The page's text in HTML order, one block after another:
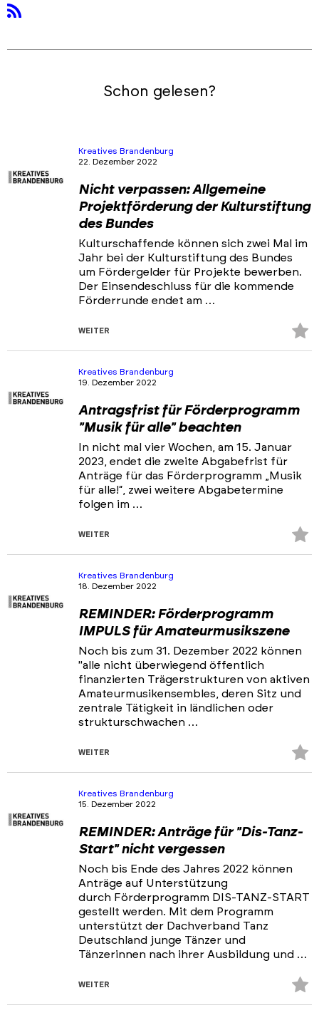
Schon gelesen?
Kreatives Brandenburg
22. Dezember 2022
Nicht verpassen: Allgemeine
Projektförderung der Kulturstiftung
des Bundes
Kulturschaffende können sich zwei Mal im
Jahr bei der Kulturstiftung des Bundes
um Fördergelder für Projekte bewerben.
Der Einsendeschluss für die kommende
Förderrunde endet am …
WEITER
Kreatives Brandenburg
19. Dezember 2022
Antragsfrist für Förderprogramm
"Musik für alle" beachten
In nicht mal vier Wochen, am 15. Januar
2023, endet die zweite Abgabefrist für
Anträge für das Förderprogramm „Musik
für alle!“, zwei weitere Abgabetermine
folgen im …
WEITER
Kreatives Brandenburg
18. Dezember 2022
REMINDER: Förderprogramm
IMPULS für Amateurmusikszene
Noch bis zum 31. Dezember 2022 können
"alle nicht überwiegend öffentlich
finanzierten Trägerstrukturen von aktiven
Amateurmusikensembles, deren Sitz und
zentrale Tätigkeit in ländlichen oder
strukturschwachen …
WEITER
Kreatives Brandenburg
15. Dezember 2022
REMINDER: Anträge für "Dis-Tanz-
Start" nicht vergessen
Noch bis Ende des Jahres 2022 können
Anträge auf Unterstützung
durch Förderprogramm DIS-TANZ-START
gestellt werden. Mit dem Programm
unterstützt der Dachverband Tanz
Deutschland junge Tänzer und
Tänzerinnen nach ihrer Ausbildung und …
WEITER